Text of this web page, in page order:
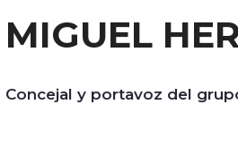
MIGUEL
Concejal y portavoz del